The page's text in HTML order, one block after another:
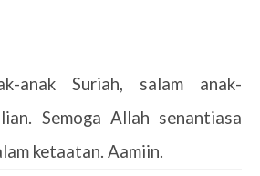
anak Suriah, salam anak-
Semoga Allah senantiasa
ketaatan. Aamiin.